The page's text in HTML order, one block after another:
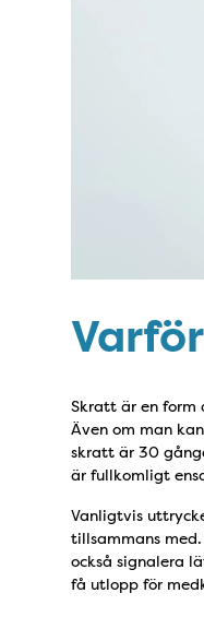
Skratt är en form
Även om man
skratt är 30
är fullkomligt
Vanligtvis
tillsammans
också signalera
få utlopp för